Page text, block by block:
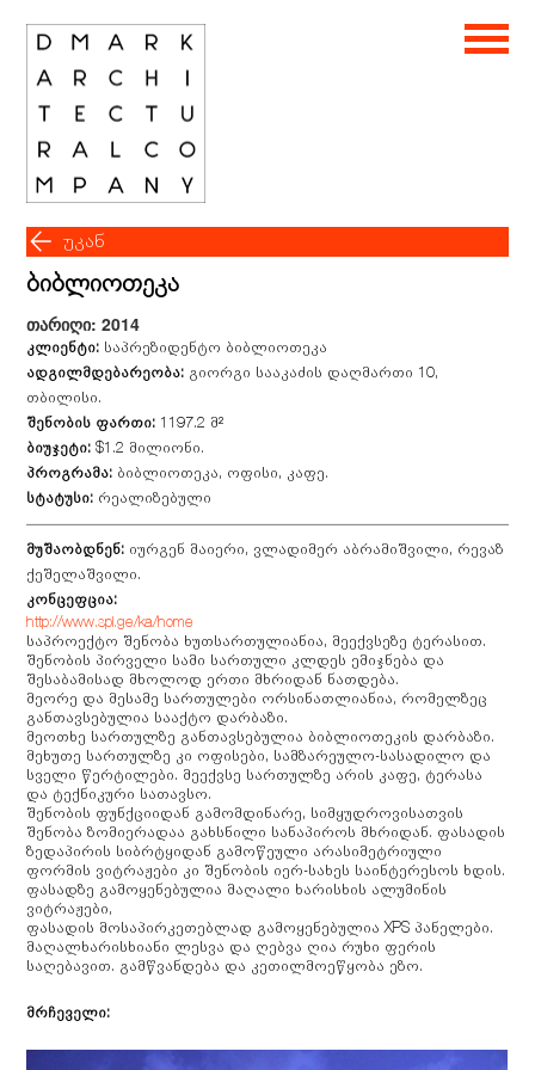
უკან
ბიბლიოთეკა
თარიღი: 2014
კლიენტი: საპრეზიდენტო ბიბლიოთეკა
ადგილმდებარეობა: გიორგი სააკაძის დაღმართი 10,
თბილისი.
შენობის ფართი: 1197.2 მ²
ბიუჯეტი: $1.2 მილიონი.
პროგრამა: ბიბლიოთეკა, ოფისი, კაფე.
სტატუსი: რეალიზებული
მუშაობდნენ: იურგენ მაიერი, ვლადიმერ აბრამიშვილი, რევაზ
ქეშელაშვილი.
კონცეფცია:
http://www.spl.ge/ka/home
საპროექტო შენობა ხუთსართულიანია, მეექვსეზე ტერასით.
შენობის პირველი სამი სართული კლდეს ემიჯნება და
შესაბამისად მხოლოდ ერთი მხრიდან ნათდება.
მეორე და მესამე სართულები ორსინათლიანია, რომელზეც
განთავსებულია სააქტო დარბაზი.
მეოთხე სართულზე განთავსებულია ბიბლიოთეკის დარბაზი.
მეხუთე სართულზე კი ოფისები, სამზარეულო-სასადილო და
სველი წერტილები. მეექვსე სართულზე არის კაფე, ტერასა
და ტექნიკური სათავსო.
შენობის ფუნქციიდან გამომდინარე, სიმყუდროვისათვის
შენობა ზომიერადაა გახსნილი სანაპიროს მხრიდან. ფასადის
ზედაპირის სიბრტყიდან გამოწეული არასიმეტრიული
ფორმის ვიტრაჟები კი შენობის იერ-სახეს საინტერესოს ხდის.
ფასადზე გამოყენებულია მაღალი ხარისხის ალუმინის
ვიტრაჟები,
ფასადის მოსაპირკეთებლად გამოყენებულია XPS პანელები.
მაღალხარისხიანი ლესვა და ღებვა ღია რუხი ფერის
საღებავით. გამწვანდება და კეთილმოეწყობა ეზო.
მრჩეველი: